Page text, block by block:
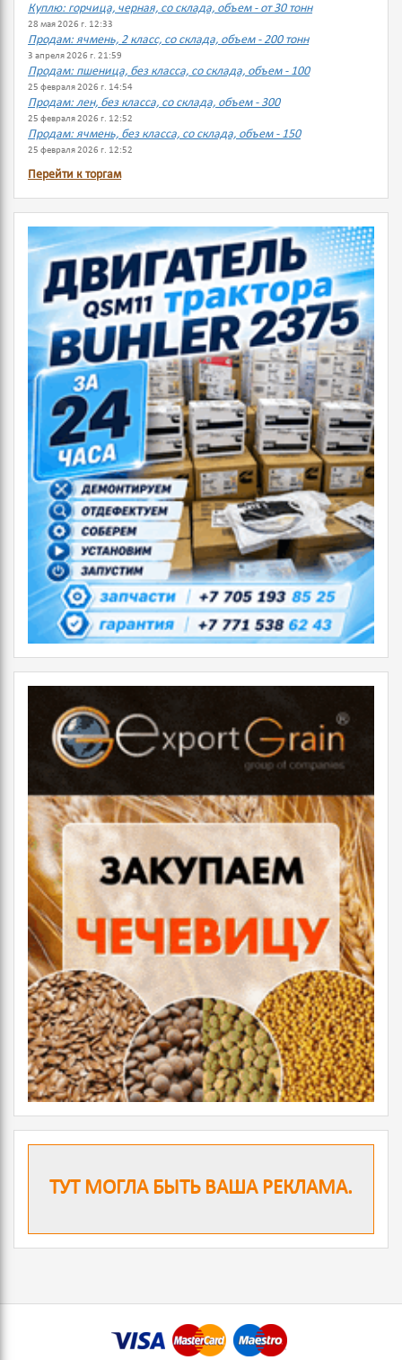
Куплю: горчица, черная, со склада, объем - от 30 тонн
28 мая 2026 г. 12:33
Продам: ячмень, 2 класс, со склада, объем - 200 тонн
3 апреля 2026 г. 21:59
Продам: пшеница, без класса, со склада, объем - 100
25 февраля 2026 г. 14:54
Продам: лен, без класса, со склада, объем - 300
25 февраля 2026 г. 12:52
Продам: ячмень, без класса, со склада, объем - 150
25 февраля 2026 г. 12:52
Перейти к торгам
ТУТ МОГЛА БЫТЬ ВАША РЕКЛАМА.